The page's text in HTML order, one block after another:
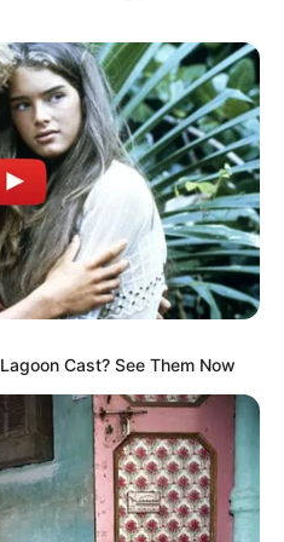
una jugada sobre el tiro
clave a Sergi Roberto. El
y apareció la figura de
con todo a buscar la
Tan solo cinco minutos
Barellaaprovechó un
para poner el 1-1 parcial.
y empezó a ser
Al minuto 63
1 de la ventaja para el Inter.
opciones y al minuto 82,
2-2 parcial. Sin embargo,
de la zaga culé y en
Cast? See Them Now